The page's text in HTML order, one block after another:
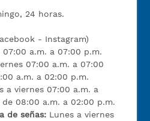
24 horas.
- Instagram)
a.m. a 07:00 p.m.
07:00 a.m. a 07:00
a.m. a 02:00 p.m.
a viernes 07:00 a.m. a
08:00 a.m. a 02:00 p.m.
de señas: Lunes a viernes